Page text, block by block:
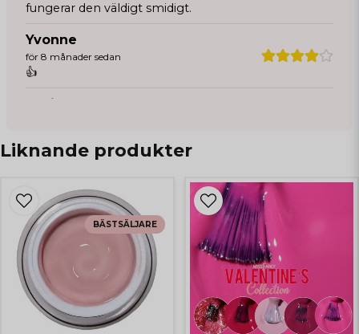
fungerar den väldigt smidigt.
Yvonne
för 8 månader sedan
👍
Adriana
Sandra
Anonym
för 10 månader sedan
Luktar otroligt gott och super
återfuktande. Super bra att ha i väskan
Annie
för 11 månader sedan
Hanna
Liknande produkter
BÄSTSÄLJARE